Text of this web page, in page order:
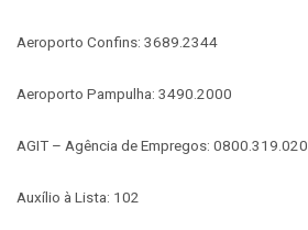
Aeroporto Confins: 3689.2344
Aeroporto Pampulha: 3490.2000
AGIT – Agência de Empregos: 0800.319.020
Auxílio à Lista: 102